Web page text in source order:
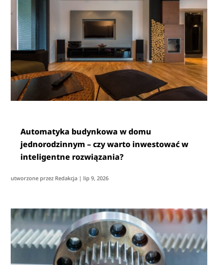
Automatyka budynkowa w domu
jednorodzinnym – czy warto inwestować w
inteligentne rozwiązania?
utworzone przez Redakcja | lip 9, 2026